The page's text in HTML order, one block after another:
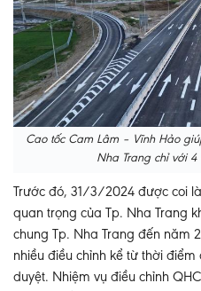
Cao tốc Cam Lâm – Vĩnh Hảo
Nha Trang chỉ với
Trước đó, 31/3/2024 được coi
quan trọng của Tp. Nha Trang
chung Tp. Nha Trang đến năm
nhiều điều chỉnh kể từ thời
duyệt. Nhiệm vụ điều chỉnh